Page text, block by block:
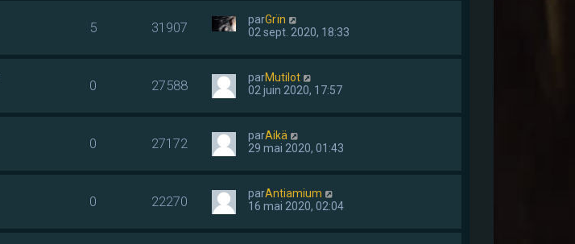
5 31907 parGrïn
02 sept. 2020, 18:33
0 27588 parMutilot
02 juin 2020, 17:57
0 27172 parAikä
29 mai 2020, 01:43
0 22270 parAntiamium
16 mai 2020, 02:04